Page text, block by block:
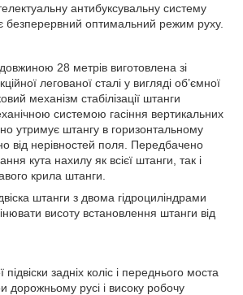
антибуксувальну систему
безперервний оптимальний режим руху.
28 метрів виготовлена зі
легованої сталі у вигляді об’ємної
механізм стабілізації штанги
системою гасіння вертикальних
утримує штангу в горизонтальному
від нерівностей поля. Передбачено
кута нахилу як всієї штанги, так і
крила штанги.
штанги з двома гідроциліндрами
висоту встановлення штанги від
задніх коліс і переднього моста
дорожньому русі і високу робочу